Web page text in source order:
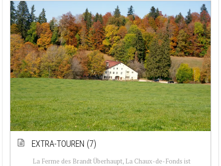
EXTRA-TOUREN (7)
La Ferme des Brandt Überhaupt, La Chaux-de-Fonds ist